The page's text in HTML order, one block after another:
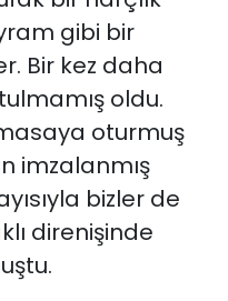
gibi bir
Bir kez daha
oldu.
oturmuş
imzalanmış
bizler de
direnişinde